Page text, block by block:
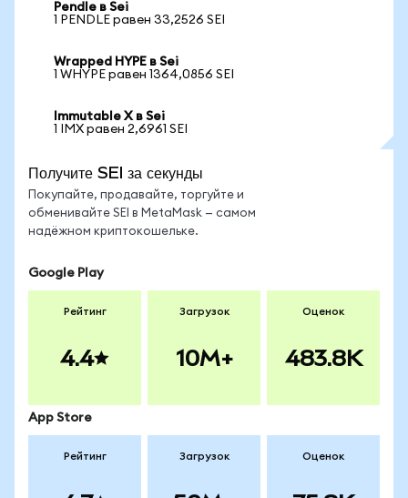
Pendle в Sei
1 PENDLE равен 33,2526 SEI
Wrapped HYPE в Sei
1 WHYPE равен 1364,0856 SEI
Immutable X в Sei
1 IMX равен 2,6961 SEI
Получите SEI за секунды
Покупайте, продавайте, торгуйте и
обменивайте SEI в MetaMask — самом
надёжном криптокошельке.
Google Play
Рейтинг
4.4
Загрузок
10M+
Оценок
483.8K
App Store
Рейтинг Загрузок Оценок